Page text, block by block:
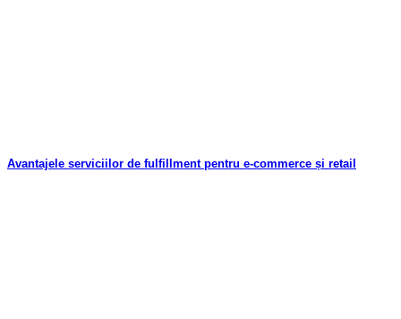
Avantajele serviciilor de fulfillment pentru e-commerce și retail